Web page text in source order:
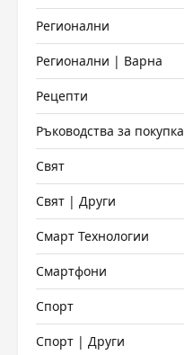
Регионални
Регионални | Варна
Рецепти
Ръководства за покупка
Свят
Свят | Други
Смарт Технологии
Смартфони
Спорт
Спорт | Други